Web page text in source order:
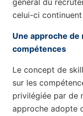
général du
celui-ci
Une approche
compétences
Le concept de
sur les
privilégiée par de
approche adopte